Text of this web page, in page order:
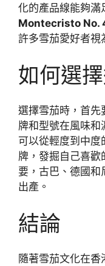
化的產品線能夠滿
Montecristo No.
許多雪茄愛好者視
如何選
選擇雪茄時，首先
牌和型號在風味和
可以從輕度到中度
牌，發掘自己喜歡
要，古巴、德國和
出產。
結論
隨著雪茄文化在香